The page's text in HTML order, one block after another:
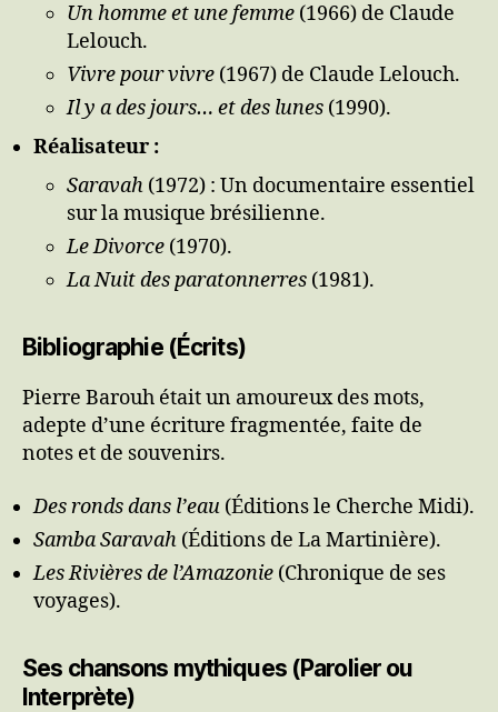
Un homme et une femme (1966) de Claude
Lelouch.
Vivre pour vivre (1967) de Claude Lelouch.
Il y a des jours… et des lunes (1990).
Réalisateur :
Saravah (1972) : Un documentaire essentiel
sur la musique brésilienne.
Le Divorce (1970).
La Nuit des paratonnerres (1981).
Bibliographie (Écrits)
Pierre Barouh était un amoureux des mots,
adepte d’une écriture fragmentée, faite de
notes et de souvenirs.
Des ronds dans l’eau (Éditions le Cherche Midi).
Samba Saravah (Éditions de La Martinière).
Les Rivières de l’Amazonie (Chronique de ses
voyages).
Ses chansons mythiques (Parolier ou
Interprète)